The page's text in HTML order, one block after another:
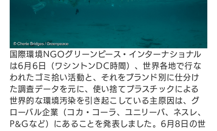
国際環境NGOグリーンピース・インターナショナル
は6月6日（ワシントンDC時間）、世界各地で行な
われたゴミ拾い活動と、それをブランド別に仕分け
た調査データを元に、使い捨てプラスチックによる
世界的な環境汚染を引き起こしている主原因は、グ
ローバル企業（コカ・コーラ、ユニリーバ、ネスレ、
P&Gなど）にあることを発表しました。6月8日の世